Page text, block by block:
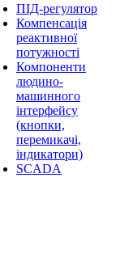
ПІД-регулятор
Компенсація
реактивної
потужності
Компоненти
людино-
машинного
інтерфейсу
(кнопки,
перемикачі,
індикатори)
SCADA